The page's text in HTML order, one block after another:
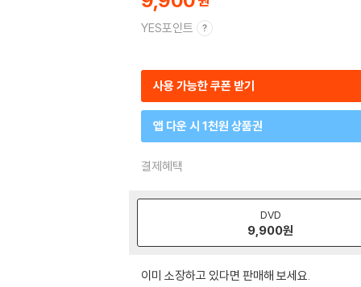
YES포인트
사용 가능한 쿠폰 받기
앱 다운 시 1천원 상품권
결제혜택
DVD
9,900원
이미 소장하고 있다면 판매해 보세요.